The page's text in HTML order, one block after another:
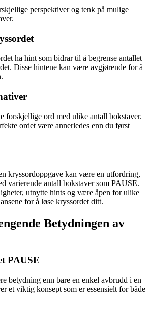
perspektiver og tenk på mulige
ha hint som bidrar til å begrense antallet
Disse hintene kan være avgjørende for å
forskjellige ord med ulike antall bokstaver.
ordet være annerledes enn du først
kryssordoppgave kan være en utfordring,
varierende antall bokstaver som PAUSE.
utnytte hints og være åpen for ulike
for å løse kryssordet ditt.
Betydningen av
PAUSE
betydning enn bare en enkel avbrudd i en
et viktig konsept som er essensielt for både